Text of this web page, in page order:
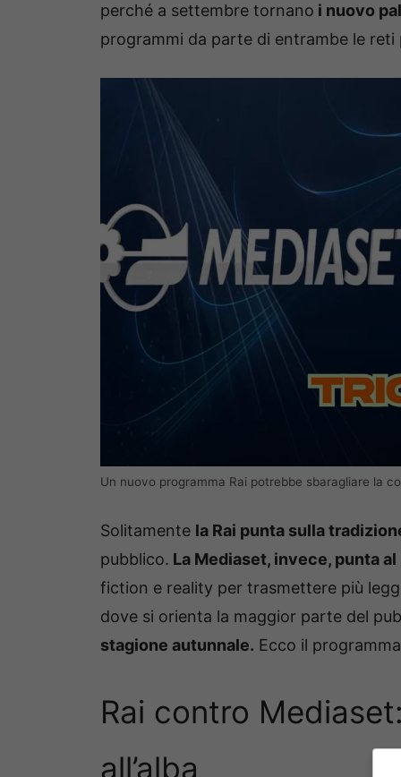
perché a settembre tornano i nuovo
programmi da parte di entrambe le
Un nuovo programma Rai potrebbe sbaragliare la
Solitamente la Rai punta sulla
pubblico. La Mediaset, invece, punta
fiction e reality per trasmettere più
dove si orienta la maggior parte del
stagione autunnale. Ecco il
Rai contro
all’alba